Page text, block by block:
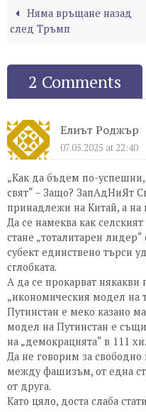
Няма връщане назад
след Тръмп
2 Comments
Елиът Роджър
07.05.2025 at 22:40
„Как да бъдем по-успешни,
свят“ – Защо? ЗапАдНиЯт
принадлежи на Китай, а на
Да се намеква как
стане „тоталитарен
субект единствено търси
сглобката.
А да се прокарват
„икономическия модел на
Путинстан е меко казано
модел на Путинстан е
на „демокрацията“ в 111
Да не говорим за
между фашизъм, от една
от друга.
Като цяло, доста слаба